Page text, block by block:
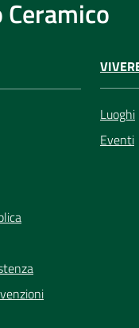
Luoghi
Eventi